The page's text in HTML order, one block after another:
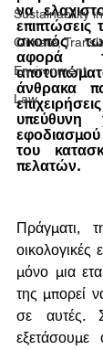
Sustainability
Climate,
Environment
Law
να
σκοπός
αφορά
άνθρακα
υπεύθυνη
του
πελατών.
Πράγματι,
οικολογικές
μόνο μια
της μπορεί
σε αυτές.
εξετάσουμε